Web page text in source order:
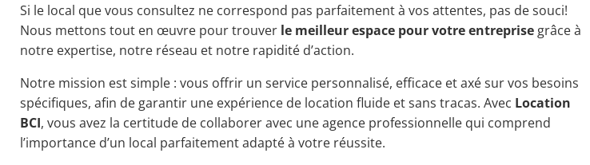
Si le local que vous consultez ne correspond pas parfaitement à vos attentes, pas de souci!
Nous mettons tout en œuvre pour trouver le meilleur espace pour votre entreprise grâce à
notre expertise, notre réseau et notre rapidité d’action.
Notre mission est simple : vous offrir un service personnalisé, efficace et axé sur vos besoins
spécifiques, afin de garantir une expérience de location fluide et sans tracas. Avec Location
BCI, vous avez la certitude de collaborer avec une agence professionnelle qui comprend
l’importance d’un local parfaitement adapté à votre réussite.